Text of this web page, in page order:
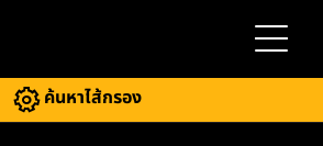
สลับการ
ค้นหาไส้กรอง